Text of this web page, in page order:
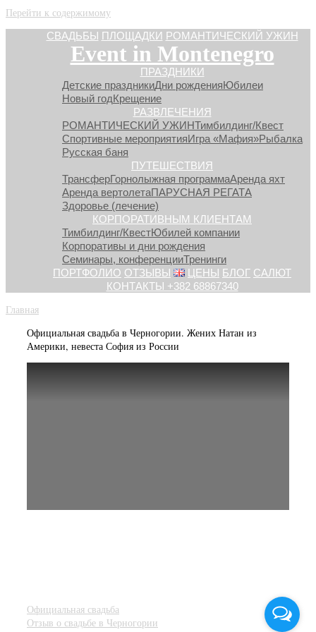
Перейти к содержимому
СВАДЬБЫ ПЛОЩАДКИ РОМАНТИЧЕСКИЙ УЖИН
Event in Montenegro
ПРАЗДНИКИ
Детские праздникиДни рожденияЮбилеи
Новый годКрещение
РАЗВЛЕЧЕНИЯ
РОМАНТИЧЕСКИЙ УЖИНТимбилдинг/Квест
Спортивные мероприятияИгра «Мафия»Рыбалка
Русская баня
ПУТЕШЕСТВИЯ
ТрансферГорнолыжная программаАренда яхт
Аренда вертолетаПАРУСНАЯ РЕГАТА
Здоровье (лечение)
КОРПОРАТИВНЫМ КЛИЕНТАМ
Тимбилдинг/КвестЮбилей компании
Корпоративы и дни рождения
Семинары, конференцииТренинги
ПОРТФОЛИО ОТЗЫВЫ ЦЕНЫ БЛОГ САЛЮТ
КОНТАКТЫ +382 68867340
Главная
Официальная свадьба в Черногории. Жених Натан из
Америки, невеста София из России
Официальная свадьба
Отзыв о свадьбе в Черногории